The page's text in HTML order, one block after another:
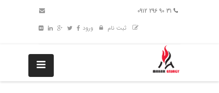
ثبت نام
ورود